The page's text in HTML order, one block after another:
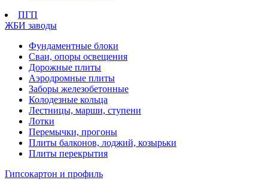
ПГП
ЖБИ заводы
Фундаментные блоки
Сваи, опоры освещения
Дорожные плиты
Аэродромные плиты
Заборы железобетонные
Колодезные кольца
Лестницы, марши, ступени
Лотки
Перемычки, прогоны
Плиты балконов, лоджий, козырьки
Плиты перекрытия
Гипсокартон и профиль